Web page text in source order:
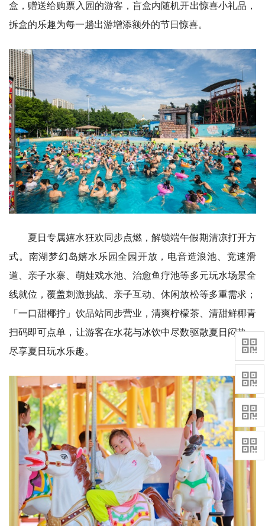
盒，赠送给购票入园的游客，盲盒内随机开出惊喜小礼品，
拆盒的乐趣为每一趟出游增添额外的节日惊喜。
夏日专属嬉水狂欢同步点燃，解锁端午假期清凉打开方
式。南湖梦幻岛嬉水乐园全园开放，电音造浪池、竞速滑
道、亲子水寨、萌娃戏水池、治愈鱼疗池等多元玩水场景全
线就位，覆盖刺激挑战、亲子互动、休闲放松等多重需求；
「一口甜椰拧」饮品站同步营业，清爽柠檬茶、清甜鲜椰青
扫码即可点单，让游客在水花与冰饮中尽数驱散夏日闷热，
尽享夏日玩水乐趣。